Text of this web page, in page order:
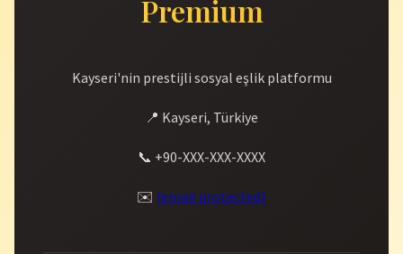
Premium
Kayseri'nin prestijli sosyal eşlik platformu
📍 Kayseri, Türkiye
📞 +90-XXX-XXX-XXXX
✉️ [email protected]